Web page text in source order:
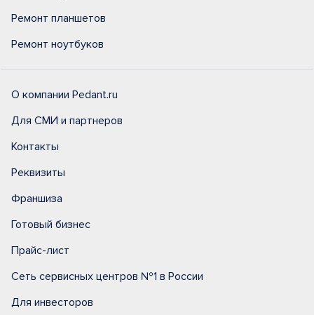
Ремонт планшетов
Ремонт ноутбуков
О компании Pedant.ru
Для СМИ и партнеров
Контакты
Реквизиты
Франшиза
Готовый бизнес
Прайс-лист
Сеть сервисных центров №1 в России
Для инвесторов